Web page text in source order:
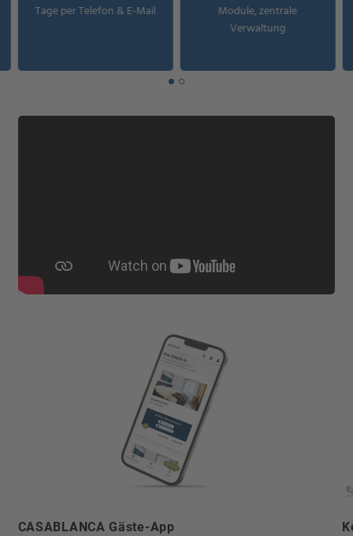
Tage per Telefon & E-Mail
Module, zentrale
Verwaltung
CASABLANCA Gäste-App